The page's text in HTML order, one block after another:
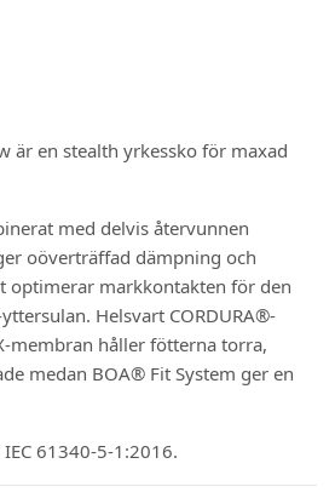
är en stealth yrkessko för maxad
med delvis återvunnen
oöverträffad dämpning och
optimerar markkontakten för den
Helsvart CORDURA®-
membran håller fötterna torra,
medan BOA® Fit System ger en
61340-5-1:2016.